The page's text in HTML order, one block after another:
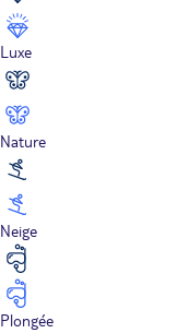
Luxe
Nature
Neige
Plongée